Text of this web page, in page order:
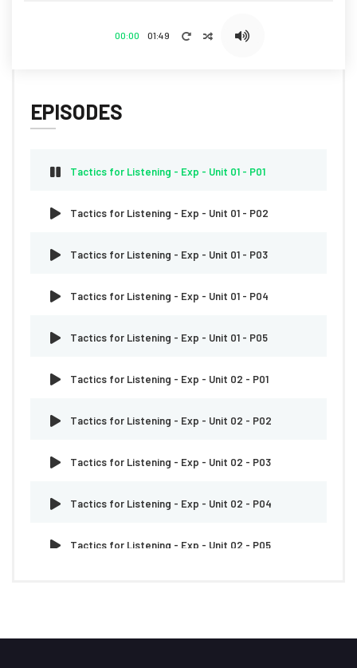
00:00 01:49
EPISODES
Tactics for Listening - Exp - Unit 01 - P01
Tactics for Listening - Exp - Unit 01 - P02
Tactics for Listening - Exp - Unit 01 - P03
Tactics for Listening - Exp - Unit 01 - P04
Tactics for Listening - Exp - Unit 01 - P05
Tactics for Listening - Exp - Unit 02 - P01
Tactics for Listening - Exp - Unit 02 - P02
Tactics for Listening - Exp - Unit 02 - P03
Tactics for Listening - Exp - Unit 02 - P04
Tactics for Listening - Exp - Unit 02 - P05